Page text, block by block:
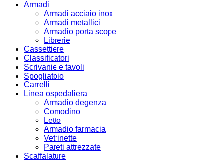
Armadi
Armadi acciaio inox
Armadi metallici
Armadio porta scope
Librerie
Cassettiere
Classificatori
Scrivanie e tavoli
Spogliatoio
Carrelli
Linea ospedaliera
Armadio degenza
Comodino
Letto
Armadio farmacia
Vetrinette
Pareti attrezzate
Scaffalature